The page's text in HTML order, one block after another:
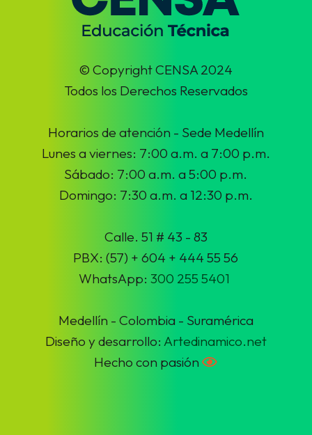
© Copyright CENSA 2024
Todos los Derechos Reservados
Horarios de atención - Sede Medellín
Lunes a viernes: 7:00 a.m. a 7:00 p.m.
Sábado: 7:00 a.m. a 5:00 p.m.
Domingo: 7:30 a.m. a 12:30 p.m.
Calle. 51 # 43 - 83
PBX: (57) + 604 + 444 55 56
WhatsApp:300 255 5401
Medellín - Colombia - Suramérica
Diseño y desarrollo: Artedinamico.net
Hecho con pasión